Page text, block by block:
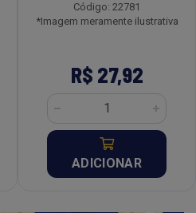
Código: 22781
*Imagem meramente ilustrativa
R$ 27,92
ADICIONAR